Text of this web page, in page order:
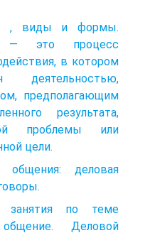
, виды и формы.
— это процесс
в котором
деятельностью,
предполагающим
результата,
проблемы или
цели.
деловая
занятия по теме
общение. Деловой